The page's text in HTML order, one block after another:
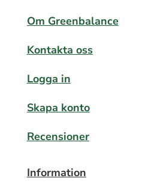
Om Greenbalance
Kontakta oss
Logga in
Skapa konto
Recensioner
Information